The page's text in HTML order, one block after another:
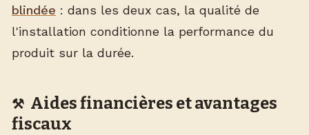
blindée : dans les deux cas, la qualité de
l'installation conditionne la performance du
produit sur la durée.
Aides financières et avantages
fiscaux